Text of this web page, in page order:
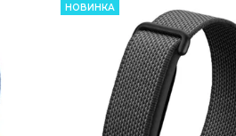
НОВИНКА